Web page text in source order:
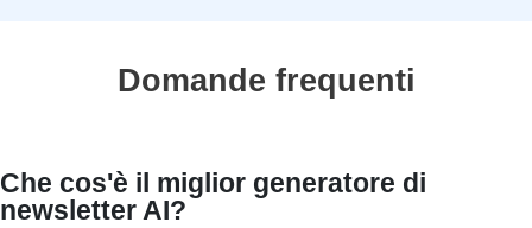
Domande frequenti
Che cos'è il miglior generatore di
newsletter AI?